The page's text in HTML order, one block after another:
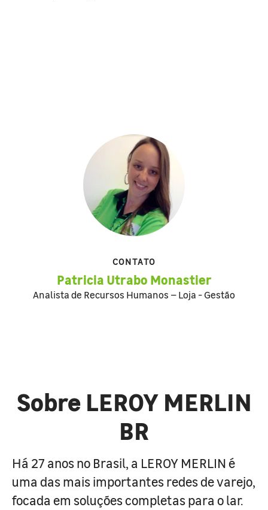
CONTATO
Patricia Utrabo Monastier
Analista de Recursos Humanos – Loja - Gestão
Sobre LEROY MERLIN
BR
Há 27 anos no Brasil, a LEROY MERLIN é
uma das mais importantes redes de varejo,
focada em soluções completas para o lar.